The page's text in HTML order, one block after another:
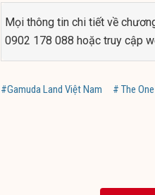
Mọi thông tin chi tiết về
0902 178 088 hoặc truy cập
#Gamuda Land Việt Nam # The